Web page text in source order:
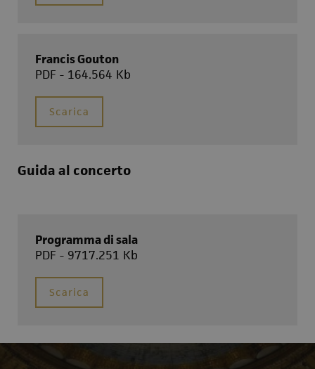
Francis Gouton
PDF - 164.564 Kb
Scarica
Guida al concerto
Programma di sala
PDF - 9717.251 Kb
Scarica